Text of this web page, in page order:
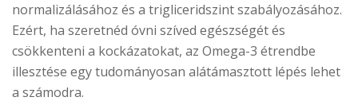
normalizálásához és a trigliceridszint szabályozásához.
Ezért, ha szeretnéd óvni szíved egészségét és
csökkenteni a kockázatokat, az Omega-3 étrendbe
illesztése egy tudományosan alátámasztott lépés lehet
a számodra.